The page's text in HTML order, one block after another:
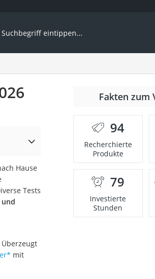
Hause
Tests
* mit
Fakten zum
94
Recherchierte
Produkte
79
Investierte
Stunden